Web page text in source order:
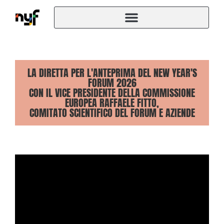
LA DIRETTA PER L'ANTEPRIMA DEL NEW YEAR'S
FORUM 2026
CON IL VICE PRESIDENTE DELLA COMMISSIONE
EUROPEA RAFFAELE FITTO,
COMITATO SCIENTIFICO DEL FORUM E AZIENDE